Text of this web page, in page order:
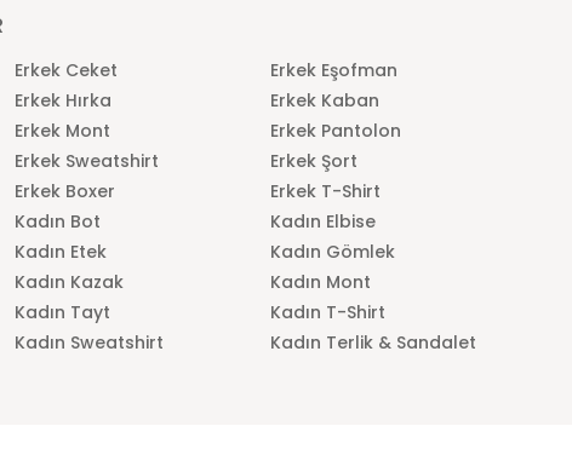
Erkek Ceket
Erkek Eşofman
Erkek Hırka
Erkek Kaban
Erkek Mont
Erkek Pantolon
Erkek Sweatshirt
Erkek Şort
Erkek Boxer
Erkek T-Shirt
Kadın Bot
Kadın Elbise
Kadın Etek
Kadın Gömlek
Kadın Kazak
Kadın Mont
Kadın Tayt
Kadın T-Shirt
Kadın Sweatshirt Kadın Terlik & Sandalet